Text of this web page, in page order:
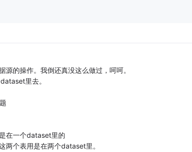
源的操作。我倒还真没这么做过，呵呵。
里去。
在一个dataset里的
两个表用是在两个dataset里。